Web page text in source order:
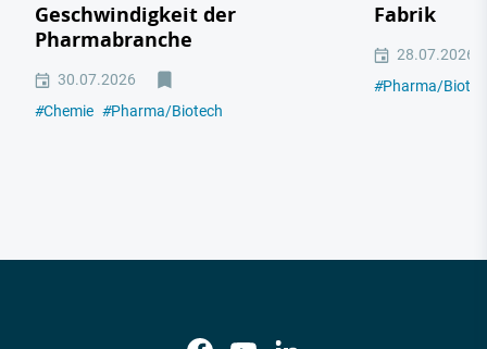
Geschwindigkeit der
Pharmabranche
30.07.2026
#Chemie #Pharma/Biotech
Fabrik
28.07.2026
#Pharma/